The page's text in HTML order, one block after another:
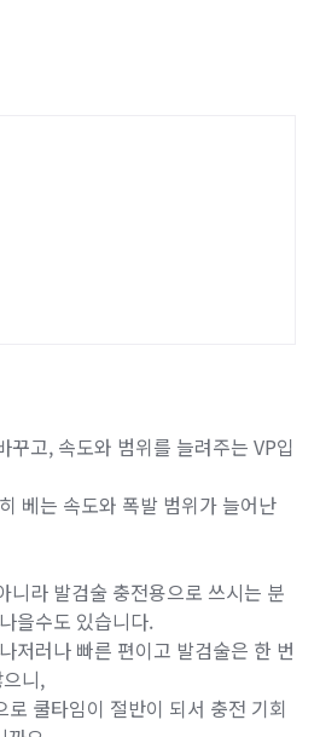
지 않는 효과가 붙었습니다.
으로 70%가 한계이니만큼,
있다면 이 VP 하나만으로도 최대
고, 속도와 범위를 늘려주는 VP입